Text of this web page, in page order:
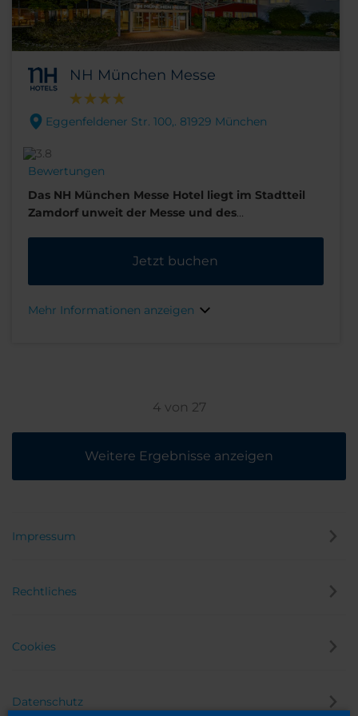
NH München Messe
Eggenfeldener Str. 100,. 81929 München
Bewertungen
Das NH München Messe Hotel liegt im Stadtteil
Zamdorf unweit der Messe und des
hervorragenden Verkehrsanbindung eignet es
sich auch ideal für alle, die die Stadt und das
Jetzt buchen
Mehr Informationen anzeigen
4 von 27
Weitere Ergebnisse anzeigen
Impressum
Rechtliches
Cookies
Datenschutz